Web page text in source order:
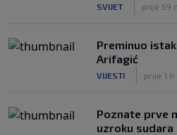
SVIJET prije 59
Preminuo
Arifagić
VIJESTI prije 1 h
Poznate prve
uzroku